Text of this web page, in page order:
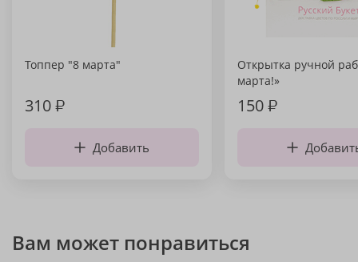
Топпер "8 марта"
310₽
Добавить
Открытка ручной
марта!»
150₽
Вам может понравиться